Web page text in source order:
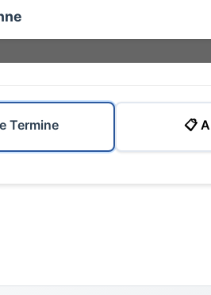
Termine 📋